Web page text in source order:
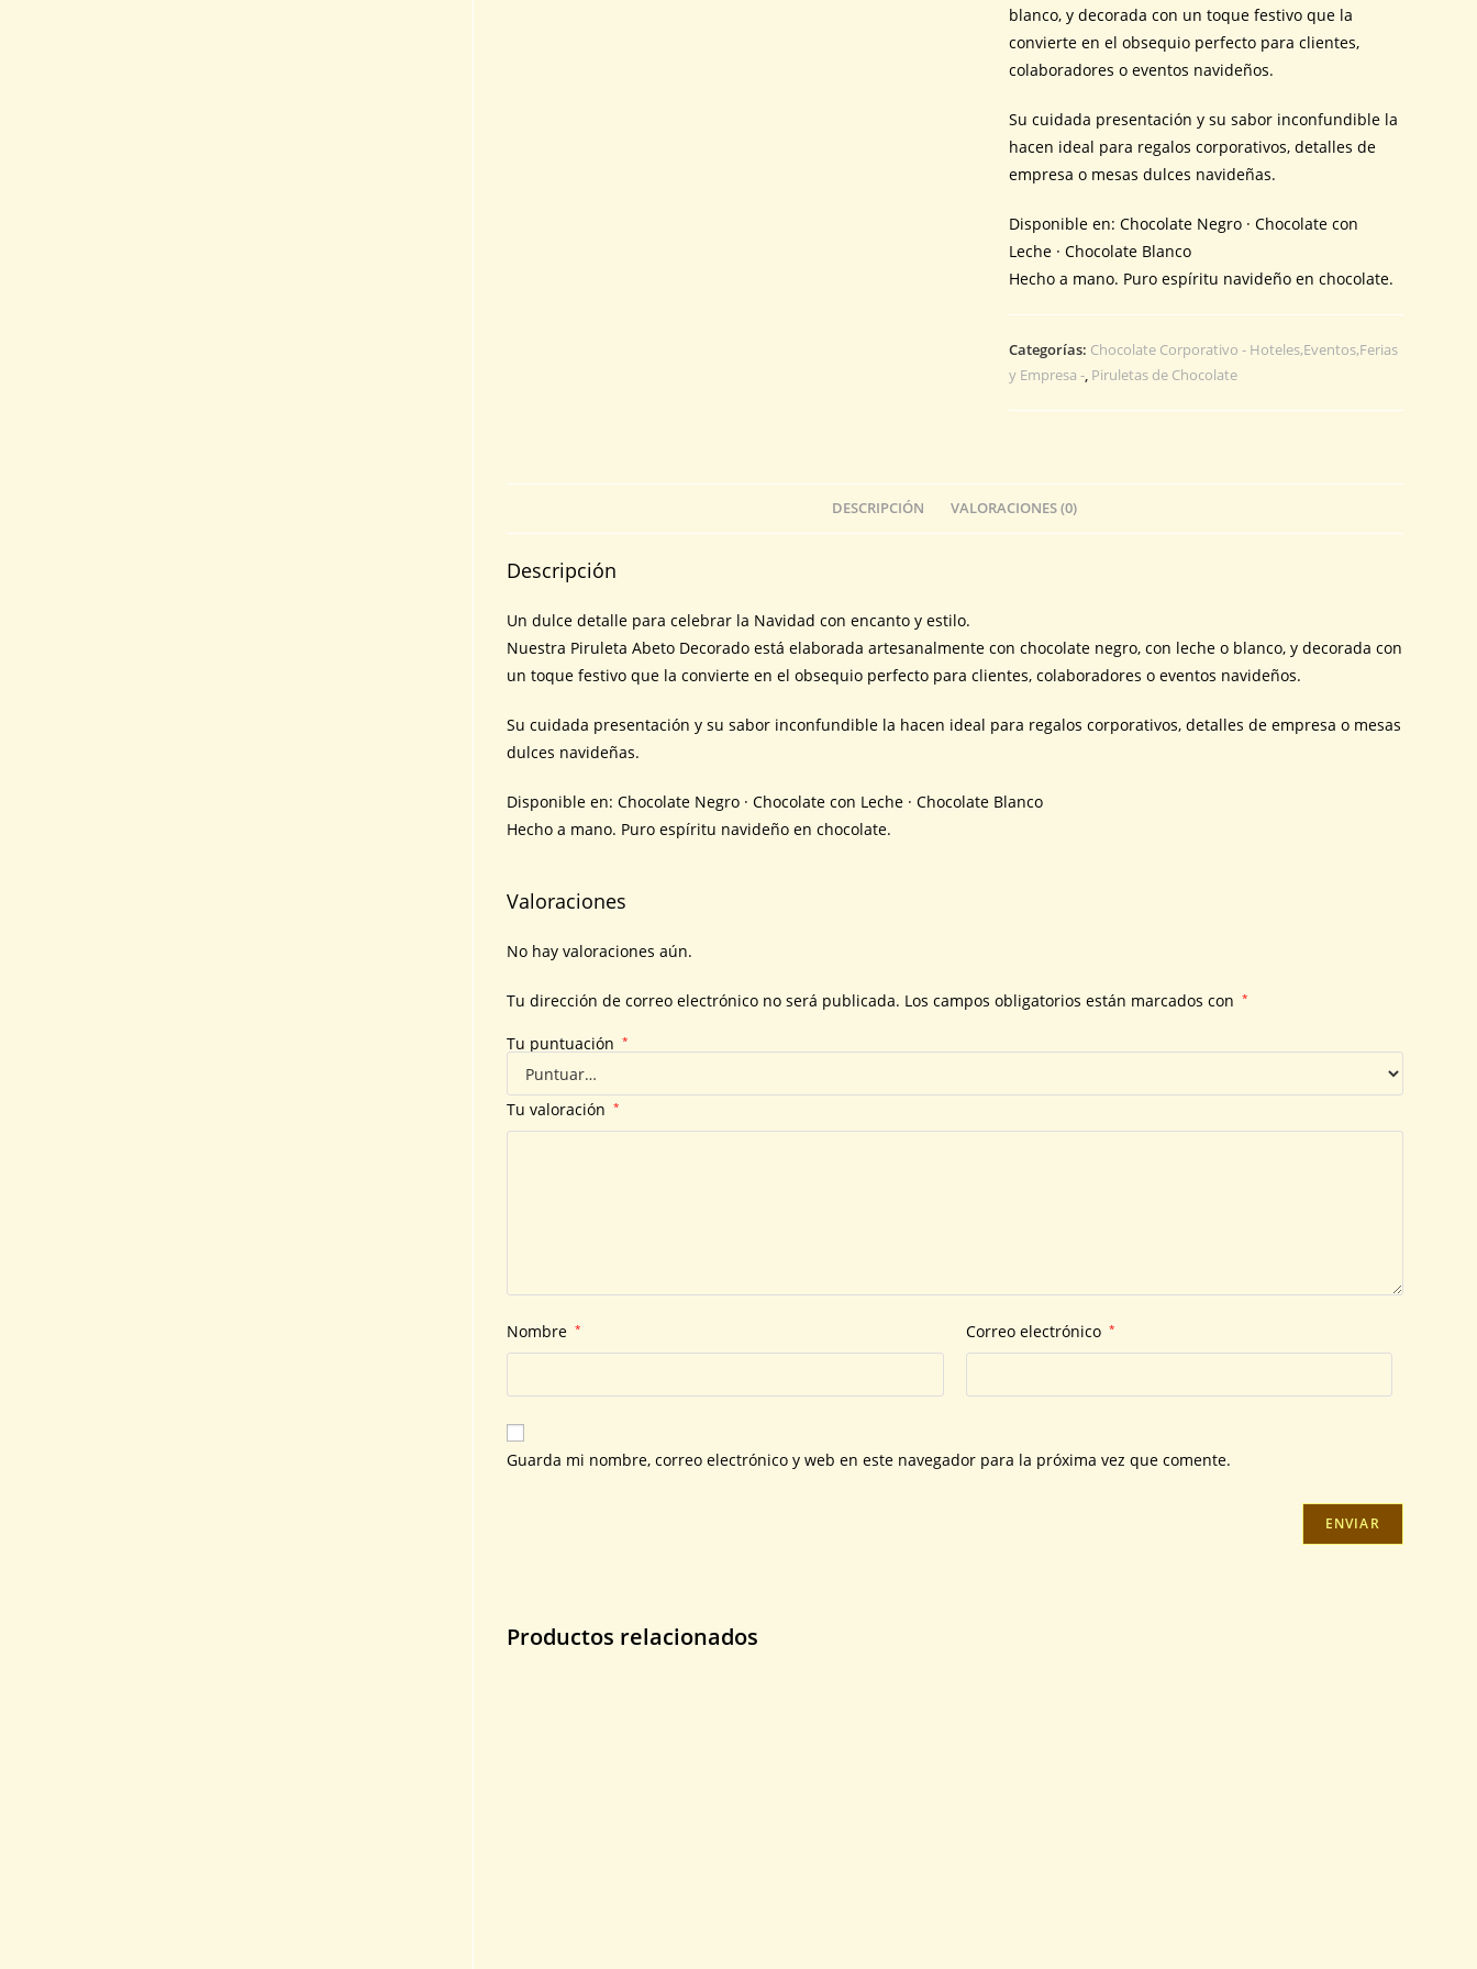
blanco, y decorada con un toque festivo que la
convierte en el obsequio perfecto para clientes,
colaboradores o eventos navideños.
Su cuidada presentación y su sabor inconfundible la
hacen ideal para regalos corporativos, detalles de
empresa o mesas dulces navideñas.
Disponible en: Chocolate Negro · Chocolate con
Leche · Chocolate Blanco
Hecho a mano. Puro espíritu navideño en chocolate.
Categorías: Chocolate Corporativo - Hoteles,Eventos,Ferias
y Empresa -, Piruletas de Chocolate
DESCRIPCIÓN VALORACIONES (0)
Descripción
Un dulce detalle para celebrar la Navidad con encanto y estilo.
Nuestra Piruleta Abeto Decorado está elaborada artesanalmente con chocolate negro, con leche o blanco, y decorada con
un toque festivo que la convierte en el obsequio perfecto para clientes, colaboradores o eventos navideños.
Su cuidada presentación y su sabor inconfundible la hacen ideal para regalos corporativos, detalles de empresa o mesas
dulces navideñas.
Disponible en: Chocolate Negro · Chocolate con Leche · Chocolate Blanco
Hecho a mano. Puro espíritu navideño en chocolate.
Valoraciones
No hay valoraciones aún.
Tu dirección de correo electrónico no será publicada. Los campos obligatorios están marcados con *
Tu puntuación *
Tu valoración *
Nombre * Correo electrónico *
Guarda mi nombre, correo electrónico y web en este navegador para la próxima vez que comente.
Productos relacionados